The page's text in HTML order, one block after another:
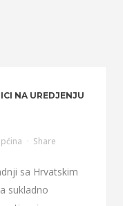
NA UREDJENJU
Share
sa Hrvatskim
sukladno